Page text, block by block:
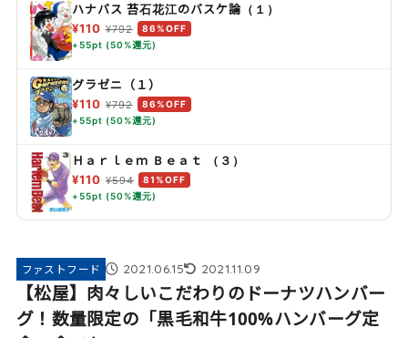
ハナバス 苔石花江のバスケ論（１）
¥110 ¥792
86%OFF
+55pt (50%還元)
グラゼニ（１）
¥110 ¥792
86%OFF
+55pt (50%還元)
Ｈａｒｌｅｍ Ｂｅａｔ （３）
¥110 ¥594
81%OFF
+55pt (50%還元)
ファストフード 2021.06.15 2021.11.09
【松屋】肉々しいこだわりのドーナツハンバー
グ！数量限定の「黒毛和牛100%ハンバーグ定